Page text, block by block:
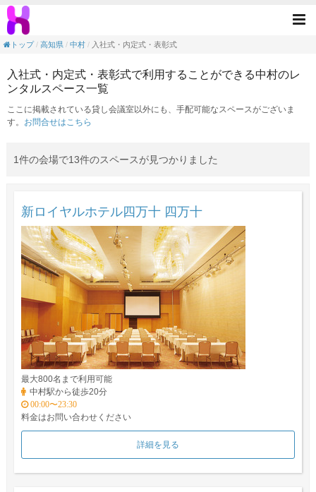
入社式・内定式・表彰式の目的で利用でき
トップ
高知県 中村 入社式・内定式・表彰式
入社式・内定式・表彰式で利用することができる中村のレ
ンタルスペース一覧
ここに掲載されている貸し会議室以外にも、手配可能なスペースがございま
す。 お問合せはこちら
1件の会場で13件のスペースが見つかりました
新ロイヤルホテル四万十 四万十
最大800名まで利用可能
中村駅から徒歩20分
00:00〜23:30
料金はお問い合わせください
詳細を見る